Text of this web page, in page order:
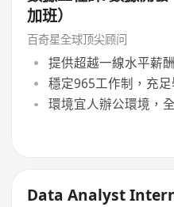
加班）
百奇星全球顶尖顾问
提供超越一線水平薪
穩定965工作制，充
環境宜人辦公環境，
Data Analyst